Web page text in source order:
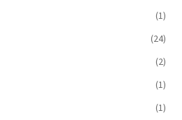
(1)
(24)
(2)
(1)
(1)